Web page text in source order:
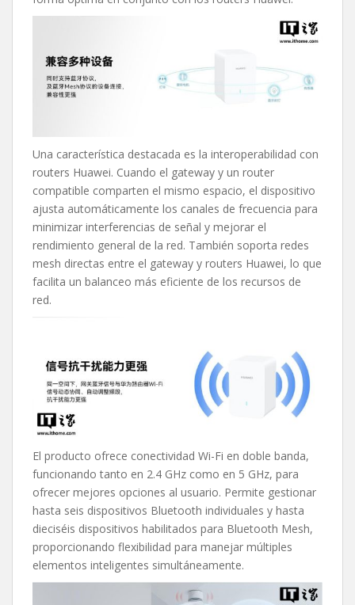
Una característica destacada es la interoperabilidad con
routers Huawei. Cuando el gateway y un router
compatible comparten el mismo espacio, el dispositivo
ajusta automáticamente los canales de frecuencia para
minimizar interferencias de señal y mejorar el
rendimiento general de la red. También soporta redes
mesh directas entre el gateway y routers Huawei, lo que
facilita un balanceo más eficiente de los recursos de
red.
El producto ofrece conectividad Wi-Fi en doble banda,
funcionando tanto en 2.4 GHz como en 5 GHz, para
ofrecer mejores opciones al usuario. Permite gestionar
hasta seis dispositivos Bluetooth individuales y hasta
dieciséis dispositivos habilitados para Bluetooth Mesh,
proporcionando flexibilidad para manejar múltiples
elementos inteligentes simultáneamente.